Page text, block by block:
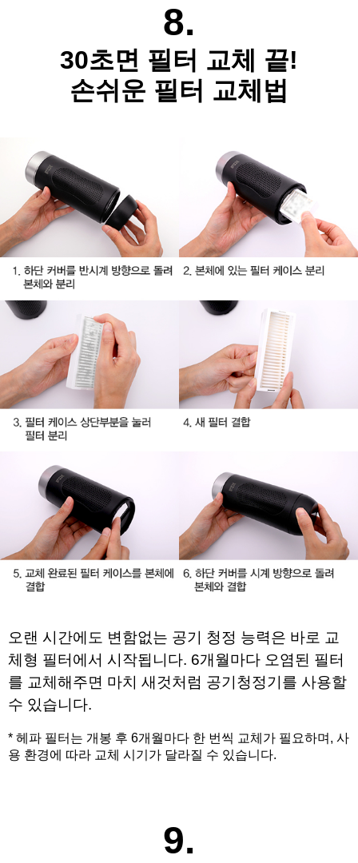
8.
30초면 필터 교체 끝!
손쉬운 필터 교체법
오랜 시간에도 변함없는 공기 청정 능력은 바로 교
체형 필터에서 시작됩니다. 6개월마다 오염된 필터
를 교체해주면 마치 새것처럼 공기청정기를 사용할
수 있습니다.
* 헤파 필터는 개봉 후 6개월마다 한 번씩 교체가 필요하며 , 사
용 환경에 따라 교체 시기가 달라질 수 있습니다.
9.